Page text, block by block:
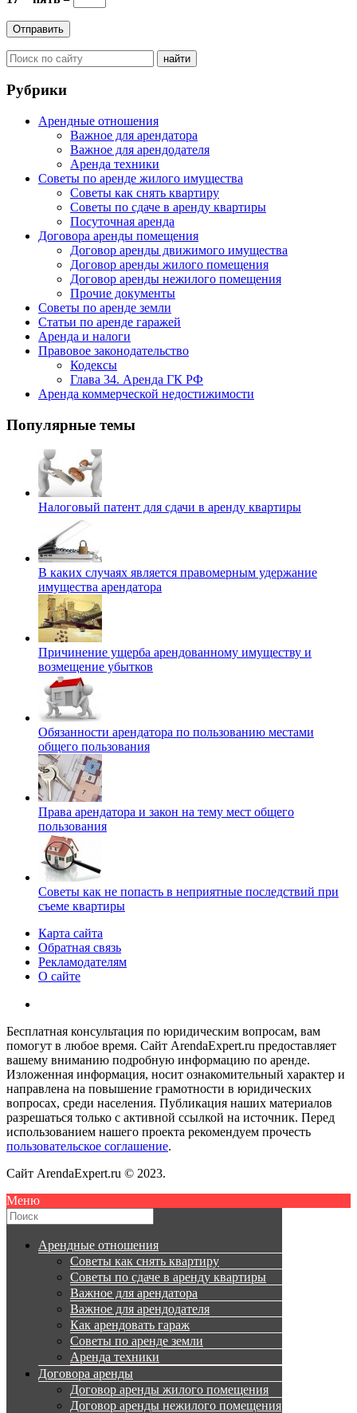
Рубрики
Арендные отношения
Важное для арендатора
Важное для арендодателя
Аренда техники
Советы по аренде жилого имущества
Советы как снять квартиру
Советы по сдаче в аренду квартиры
Посуточная аренда
Договора аренды помещения
Договор аренды движимого имущества
Договор аренды жилого помещения
Договор аренды нежилого помещения
Прочие документы
Советы по аренде земли
Статьи по аренде гаражей
Аренда и налоги
Правовое законодательство
Кодексы
Глава 34. Аренда ГК РФ
Аренда коммерческой недостижимости
Популярные темы
Налоговый патент для сдачи в аренду квартиры
В каких случаях является правомерным удержание
имущества арендатора
Причинение ущерба арендованному имуществу и
возмещение убытков
Обязанности арендатора по пользованию местами
общего пользования
Права арендатора и закон на тему мест общего
пользования
Советы как не попасть в неприятные последствий при
съеме квартиры
Карта сайта
Обратная связь
Рекламодателям
О сайте
Бесплатная консультация по юридическим вопросам, вам
помогут в любое время. Сайт ArendaExpert.ru предоставляет
вашему вниманию подробную информацию по аренде.
Изложенная информация, носит ознакомительный характер и
направлена на повышение грамотности в юридических
вопросах, среди населения. Публикация наших материалов
разрешаться только с активной ссылкой на источник. Перед
использованием нашего проекта рекомендуем прочесть
пользовательское соглашение.
Сайт ArendaExpert.ru © 2023.
Меню
Арендные отношения
Советы как снять квартиру
Советы по сдаче в аренду квартиры
Важное для арендатора
Важное для арендодателя
Как арендовать гараж
Советы по аренде земли
Аренда техники
Договора аренды
Договор аренды жилого помещения
Договор аренды нежилого помещения